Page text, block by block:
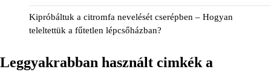
Kipróbáltuk a citromfa nevelését cserépben – Hogyan
teleltettük a fűtetlen lépcsőházban?
Leggyakrabban használt cimkék a